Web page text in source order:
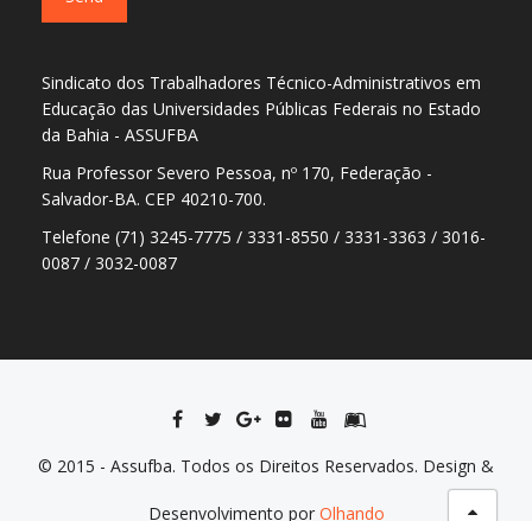
Sindicato dos Trabalhadores Técnico-Administrativos em
Educação das Universidades Públicas Federais no Estado
da Bahia - ASSUFBA
Rua Professor Severo Pessoa, nº 170, Federação -
Salvador-BA. CEP 40210-700.
Telefone (71) 3245-7775 / 3331-8550 / 3331-3363 / 3016-
0087 / 3032-0087
© 2015 - Assufba. Todos os Direitos Reservados. Design &
Desenvolvimento por Olhando